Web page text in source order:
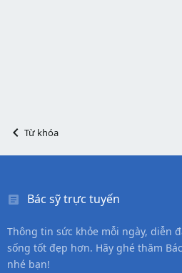
Từ khóa
Bác sỹ trực tuyến
Thông tin sức khỏe mỗi ngày, diễn
sống tốt đẹp hơn. Hãy ghé thăm
nhé bạn!